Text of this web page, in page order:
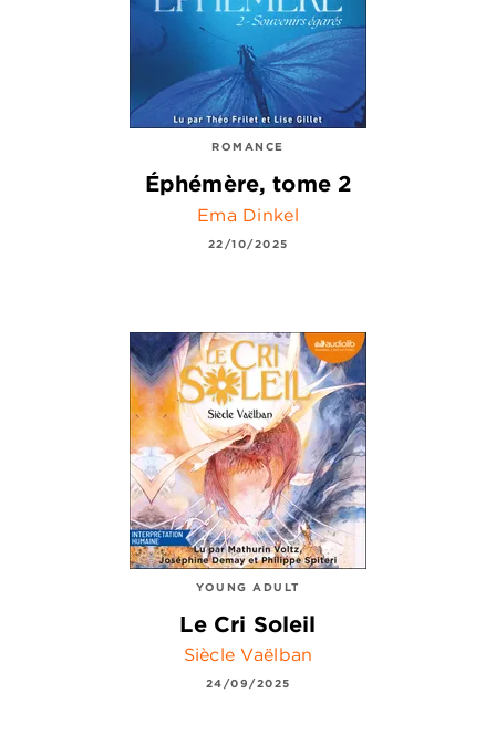
ROMANCE
Éphémère, tome 2
Ema Dinkel
22/10/2025
YOUNG ADULT
Le Cri Soleil
Siècle Vaëlban
24/09/2025